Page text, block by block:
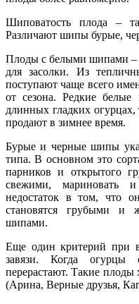
Шиповатость плода –
Различают шипы бурые,
Плоды с белыми шипами –
для засолки. Из
поступают чаще всего
от сезона. Редкие
длинных гладких
продают в зимнее время.
Бурые и черные шипы
типа. В основном это
парников и открытого
свежими, мариновать
недостаток в том, что
становятся грубыми и
шипами.
Еще один критерий при
завязи. Когда
перерастают. Такие плоды
(Арина, Верные друзья,